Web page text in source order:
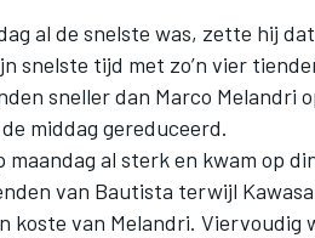
al de snelste was, zette hij
snelste tijd met zo’n vier
sneller dan Marco Melandri
middag gereduceerd.
maandag al sterk en kwam op
van Bautista terwijl
koste van Melandri. Viervoudig